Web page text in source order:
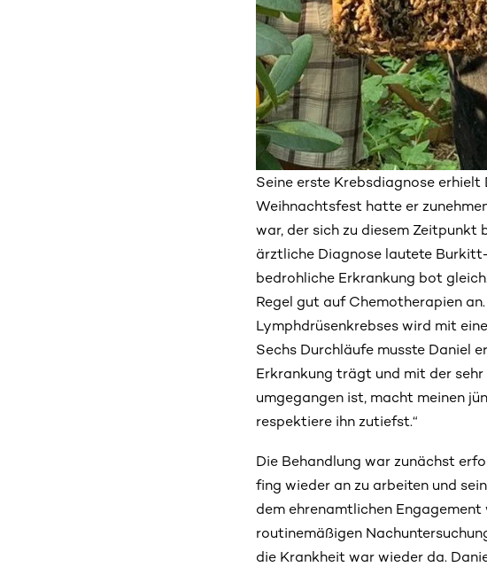
Seine erste Krebsdiagnose
Weihnachtsfest hatte er
war, der sich zu diesem
ärztliche Diagnose lautete
bedrohliche Erkrankung bot
Regel gut auf Chemotherapien
Lymphdrüsenkrebses wird mit
Sechs Durchläufe musste Daniel
Erkrankung trägt und mit der
umgegangen ist, macht meinen
respektiere ihn zutiefst.“
Die Behandlung war zunächst
fing wieder an zu arbeiten und
dem ehrenamtlichen Engagement
routinemäßigen
die Krankheit war wieder da.